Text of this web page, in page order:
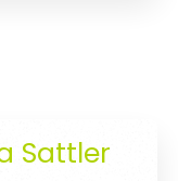
Sattler